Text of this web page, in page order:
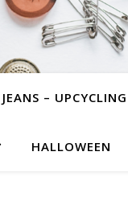
JEANS – UPCYCLING
HALLOWEEN